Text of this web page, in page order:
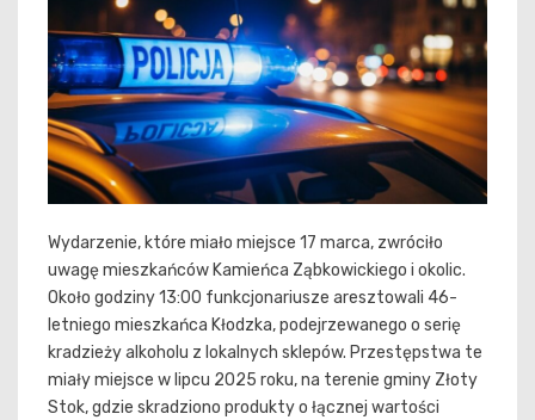
Wydarzenie, które miało miejsce 17 marca, zwróciło
uwagę mieszkańców Kamieńca Ząbkowickiego i okolic.
Około godziny 13:00 funkcjonariusze aresztowali 46-
letniego mieszkańca Kłodzka, podejrzewanego o serię
kradzieży alkoholu z lokalnych sklepów. Przestępstwa te
miały miejsce w lipcu 2025 roku, na terenie gminy Złoty
Stok, gdzie skradziono produkty o łącznej wartości